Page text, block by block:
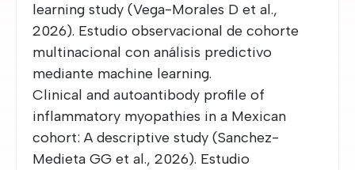
learning study (Vega-Morales D et al.,
2026). Estudio observacional de cohorte
multinacional con análisis predictivo
mediante machine learning.
Clinical and autoantibody profile of
inflammatory myopathies in a Mexican
cohort: A descriptive study (Sanchez-
Medieta GG et al., 2026). Estudio